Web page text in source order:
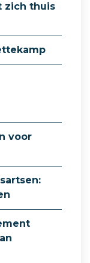
zich thuis
voor